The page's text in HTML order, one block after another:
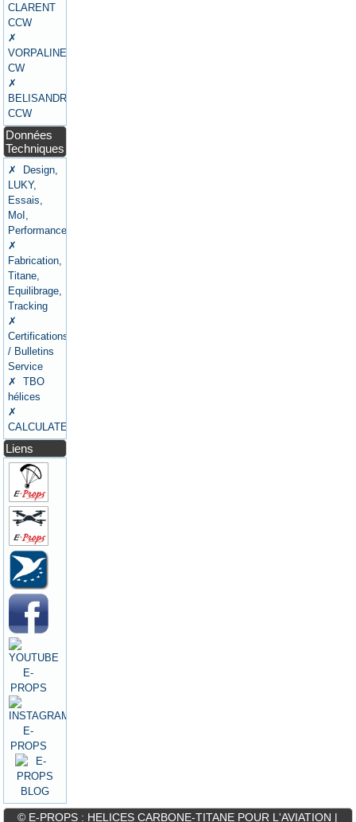
CLARENT
CCW
✗
VORPALINE
CW
✗
BELISANDRE
CCW
Données
Techniques
✗ Design,
LUKY,
Essais,
MoI,
Performances
✗
Fabrication,
Titane,
Equilibrage,
Tracking
✗
Certifications
/ Bulletins
Service
✗ TBO
hélices
✗
CALCULATEURS
Liens
© E-PROPS : HELICES CARBONE-TITANE POUR L'AVIATION |